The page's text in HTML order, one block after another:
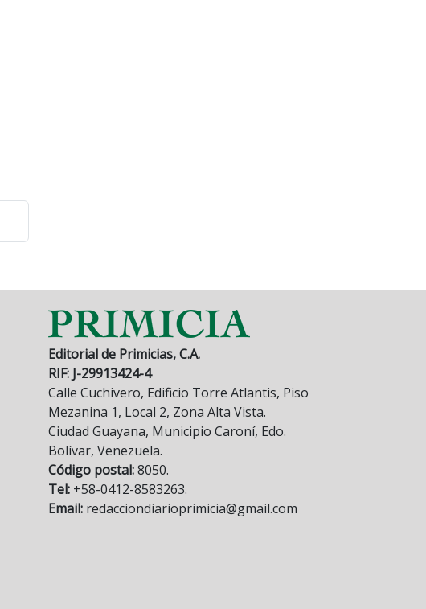
Editorial de Primicias, C.A.
RIF: J-29913424-4
Calle Cuchivero, Edificio Torre Atlantis, Piso
Mezanina 1, Local 2, Zona Alta Vista.
Ciudad Guayana, Municipio Caroní, Edo.
Bolívar, Venezuela.
Código postal:8050.
Tel: +58-0412-8583263.
Email: redacciondiarioprimicia@gmail.com